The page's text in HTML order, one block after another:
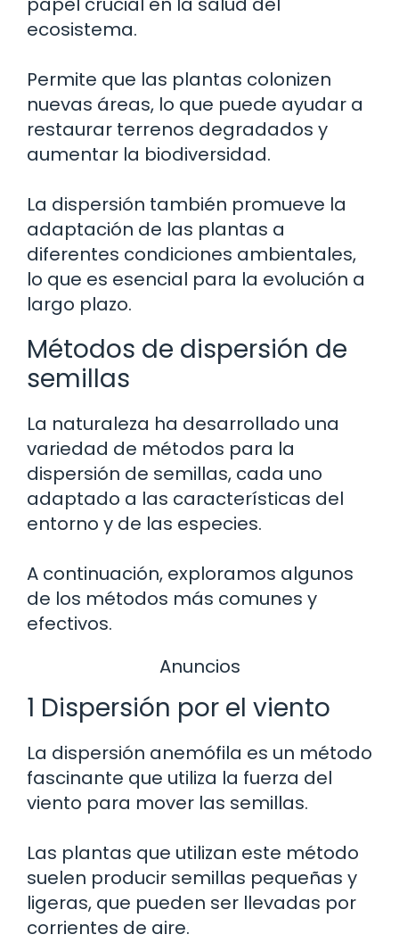
ecosistema.
Permite que las plantas colonizen
nuevas áreas, lo que puede ayudar a
restaurar terrenos degradados y
aumentar la biodiversidad.
La dispersión también promueve la
adaptación de las plantas a
diferentes condiciones ambientales,
lo que es esencial para la evolución a
largo plazo.
Métodos de dispersión de
semillas
La naturaleza ha desarrollado una
variedad de métodos para la
dispersión de semillas, cada uno
adaptado a las características del
entorno y de las especies.
A continuación, exploramos algunos
de los métodos más comunes y
efectivos.
Anuncios
1 Dispersión por el viento
La dispersión anemófila es un método
fascinante que utiliza la fuerza del
viento para mover las semillas.
Las plantas que utilizan este método
suelen producir semillas pequeñas y
ligeras, que pueden ser llevadas por
corrientes de aire.